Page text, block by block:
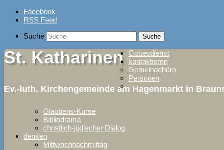
Skip
Facebook
RSS Feed
Suche
St. Katharinen
Ev.-luth. Kirchengemeinde am Hagenmarkt in
Gottesdienst
kontaktieren
Gemeindebüro
Personen
Glaubens-Kurse
Bibliodrama
christlich-jüdischer Dialog
denken
Mittwochnachmittag